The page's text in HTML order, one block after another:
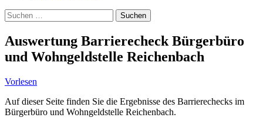
Suche
Suchen
nach:
Auswertung Barrierecheck Bürgerbüro
und Wohngeldstelle Reichenbach
Vorlesen
Auf dieser Seite finden Sie die Ergebnisse des Barrierechecks im
Bürgerbüro und Wohngeldstelle Reichenbach.